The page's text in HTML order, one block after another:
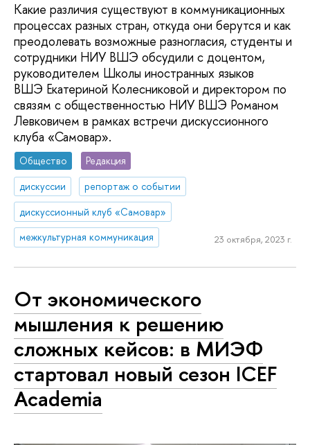
Какие различия существуют в коммуникационных
процессах разных стран, откуда они берутся и как
преодолевать возможные разногласия, студенты и
сотрудники НИУ ВШЭ обсудили с доцентом,
руководителем Школы иностранных языков
ВШЭ Екатериной Колесниковой и директором по
связям с общественностью НИУ ВШЭ Романом
Левковичем в рамках встречи дискуссионного
клуба «Самовар».
Общество
Редакция
дискуссии
репортаж о событии
дискуссионный клуб «Самовар»
межкультурная коммуникация
23 октября, 2023 г.
От экономического
мышления к решению
сложных кейсов: в МИЭФ
стартовал новый сезон ICEF
Academia